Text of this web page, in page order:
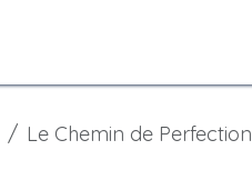
Le Chemin de Perfection